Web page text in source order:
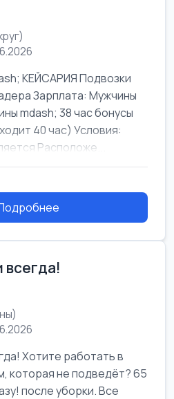
КЕЙСАРИЯ Подвозки
Зарплата: Мужчины
mdash; 38 час бонусы
40 час) Условия:
Расположе...
всегда!
Хотите работать в
которая не подведёт? 65
после уборки. Все